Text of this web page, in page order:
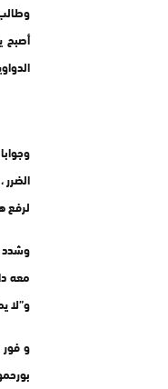
أصبح
لرفع
وشدد
معه
و”لا
و فور